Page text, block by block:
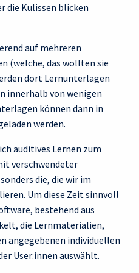
die Kulissen blicken
auf mehreren
(welche, das wollten sie
dort Lernunterlagen
innerhalb von wenigen
können dann in
werden.
auditives Lernen zum
verschwendeter
die, die wir im
Um diese Zeit sinnvoll
bestehend aus
die Lernmaterialien,
angegebenen individuellen
User:innen auswählt.